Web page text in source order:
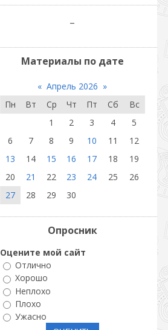
Материалы по дате
« Апрель 2026 »
Пн
Вт Ср Чт Пт Сб
Вс
1
2 3 4
5
6
7 8 9 10 11
12
13
14 15 16 17 18
19
20
21 22 23 24 25
26
27
28 29 30
Опросник
Оцените мой сайт
Отлично
Хорошо
Неплохо
Плохо
Ужасно